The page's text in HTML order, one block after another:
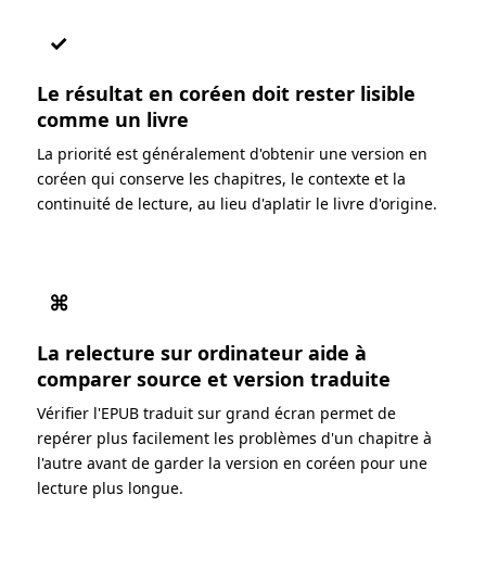
✓
Le résultat en coréen doit rester lisible
comme un livre
La priorité est généralement d'obtenir une version en
coréen qui conserve les chapitres, le contexte et la
continuité de lecture, au lieu d'aplatir le livre d'origine.
⌘
La relecture sur ordinateur aide à
comparer source et version traduite
Vérifier l'EPUB traduit sur grand écran permet de
repérer plus facilement les problèmes d'un chapitre à
l'autre avant de garder la version en coréen pour une
lecture plus longue.